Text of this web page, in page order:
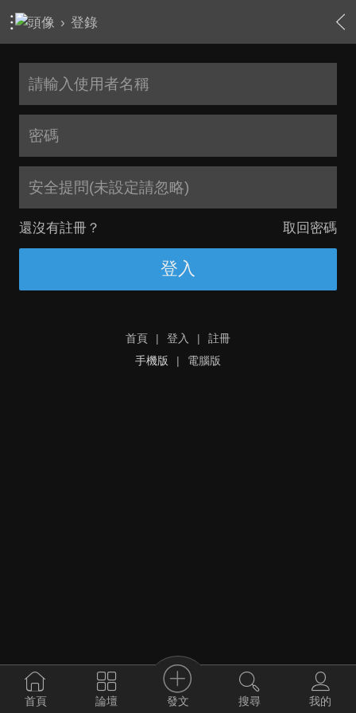
› 登錄
安全提問(未設定請忽略)
還沒有註冊？ 取回密碼
登入
首頁 | 登入 |
註冊
手機版
| 電腦版
首頁 論壇 發文 搜尋 我的